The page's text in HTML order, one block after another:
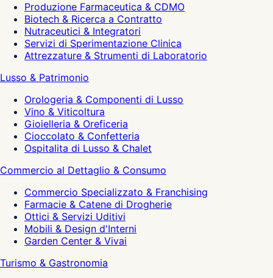
Produzione Farmaceutica & CDMO
Biotech & Ricerca a Contratto
Nutraceutici & Integratori
Servizi di Sperimentazione Clinica
Attrezzature & Strumenti di Laboratorio
Lusso & Patrimonio
Orologeria & Componenti di Lusso
Vino & Viticoltura
Gioielleria & Oreficeria
Cioccolato & Confetteria
Ospitalita di Lusso & Chalet
Commercio al Dettaglio & Consumo
Commercio Specializzato & Franchising
Farmacie & Catene di Drogherie
Ottici & Servizi Uditivi
Mobili & Design d'Interni
Garden Center & Vivai
Turismo & Gastronomia